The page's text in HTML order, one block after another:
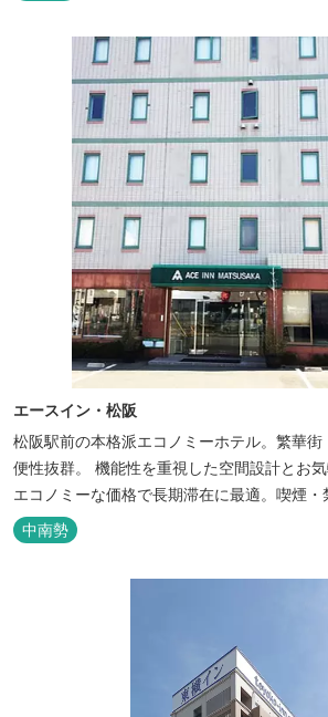
エースイン・松阪
松阪駅前の本格派エコノミーホテル。繁華
便性抜群。 機能性を重視した空間設計とお
エコノミーな価格で長期滞在に最適。喫煙・
ただけます。 無料サービス ・３０種類以上の和洋朝食ビュッフェ
（6:30～9:30） ・アルコールも無料のウェル
中南勢